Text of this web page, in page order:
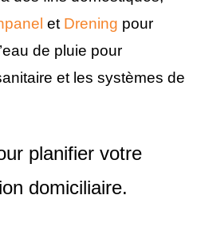
et Drening pour
de pluie pour
et les systèmes de
planifier votre
domiciliaire.